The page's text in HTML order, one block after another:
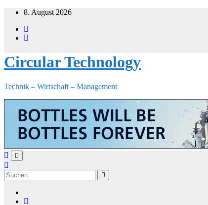
Zum
springen
8. August 2026
Circular Technology
Technik – Wirtschaft – Management